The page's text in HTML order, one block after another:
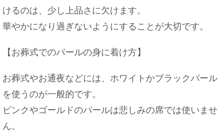
けるのは、少し上品さに欠けます。
華やかになり過ぎないようにすることが大切です。
【お葬式でのパールの身に着け方】
お葬式やお通夜などには、ホワイトかブラックパール
を使うのが一般的です。
ピンクやゴールドのパールは悲しみの席では使いませ
ん。